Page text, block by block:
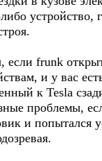
устройство,
если frunk
и у вас
к Tesla
проблемы,
и попытался